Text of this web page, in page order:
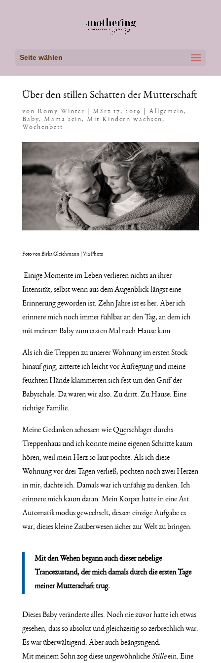
Seite wählen
Über den stillen Schatten der Mutterschaft
von Romy Winter März 17, 2019 Allgemein,
Baby, Mama sein, Mit Kindern wachsen,
Wochenbett
Foto von Birka Gleichmann | Via Photo
Einige Momente im Leben verlieren nichts an ihrer
Intensität, selbst wenn aus dem Augenblick längst eine
Erinnerung geworden ist. Zehn Jahre ist es her. Aber ich
erinnere mich noch immer fühlbar an den Tag, an dem ich
mit meinem Baby zum ersten Mal nach Hause kam.
Als ich die Treppen zu unserer Wohnung im ersten Stock
hinauf ging, zitterte ich leicht vor Aufregung und meine
feuchten Hände klammerten sich fest um den Griff der
Babyschale. Da waren wir also. Zu dritt. Zu Hause. Eine
richtige Familie.
Meine Gedanken schossen wie Querschläger durchs
Treppenhaus und ich konnte meine eigenen Schritte kaum
hören, weil mein Herz so laut pochte. Als ich diese
Wohnung vor drei Tagen verließ, pochten noch zwei Herzen
in mir, dachte ich. Damals war ich unfähig zu denken. Ich
erinnere mich kaum daran. Mein Körper hatte in eine Art
Automatikmodus gewechselt, dessen einzige Aufgabe es
war, dieses kleine Zauberwesen sicher zur Welt zu bringen.
Mit den Wehen begann auch dieser nebelige
Trancezustand, der mich damals durch die ersten Tage
meiner Mutterschaft trug.
Dieses Baby veränderte alles. Noch nie zuvor hatte ich etwas
gesehen, dass so absolut und gleichzeitig so zerbrechlich war.
Es war überwältigend. Aber auch beängstigend.
Mit meinem Sohn zog diese ungewöhnliche Stilleein. Eine